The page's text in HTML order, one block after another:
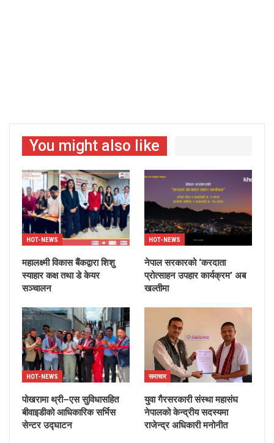
You might also like
HOT-NEWS
महालक्ष्मी विकास बैंकद्वारा शिशु
स्याहार कक्ष तथा डे केयर
सञ्चालन
HOT-NEWS
नेपाल सरकारको ‘करदाता
प्रोत्साहन उपहार कार्यक्रम’ अब
खल्तीमा
HOT-NEWS
पोखरामा थ्री–एस सुविधासहित
बीवाइडीको आधिकारिक सर्भिस
सेन्टर उद्घाटन
समाचार
युवा गैरसरकारी संस्था महासंघ
नेपालको केन्द्रीय सदस्यमा
राजेन्द्र अधिकारी मनोनीत